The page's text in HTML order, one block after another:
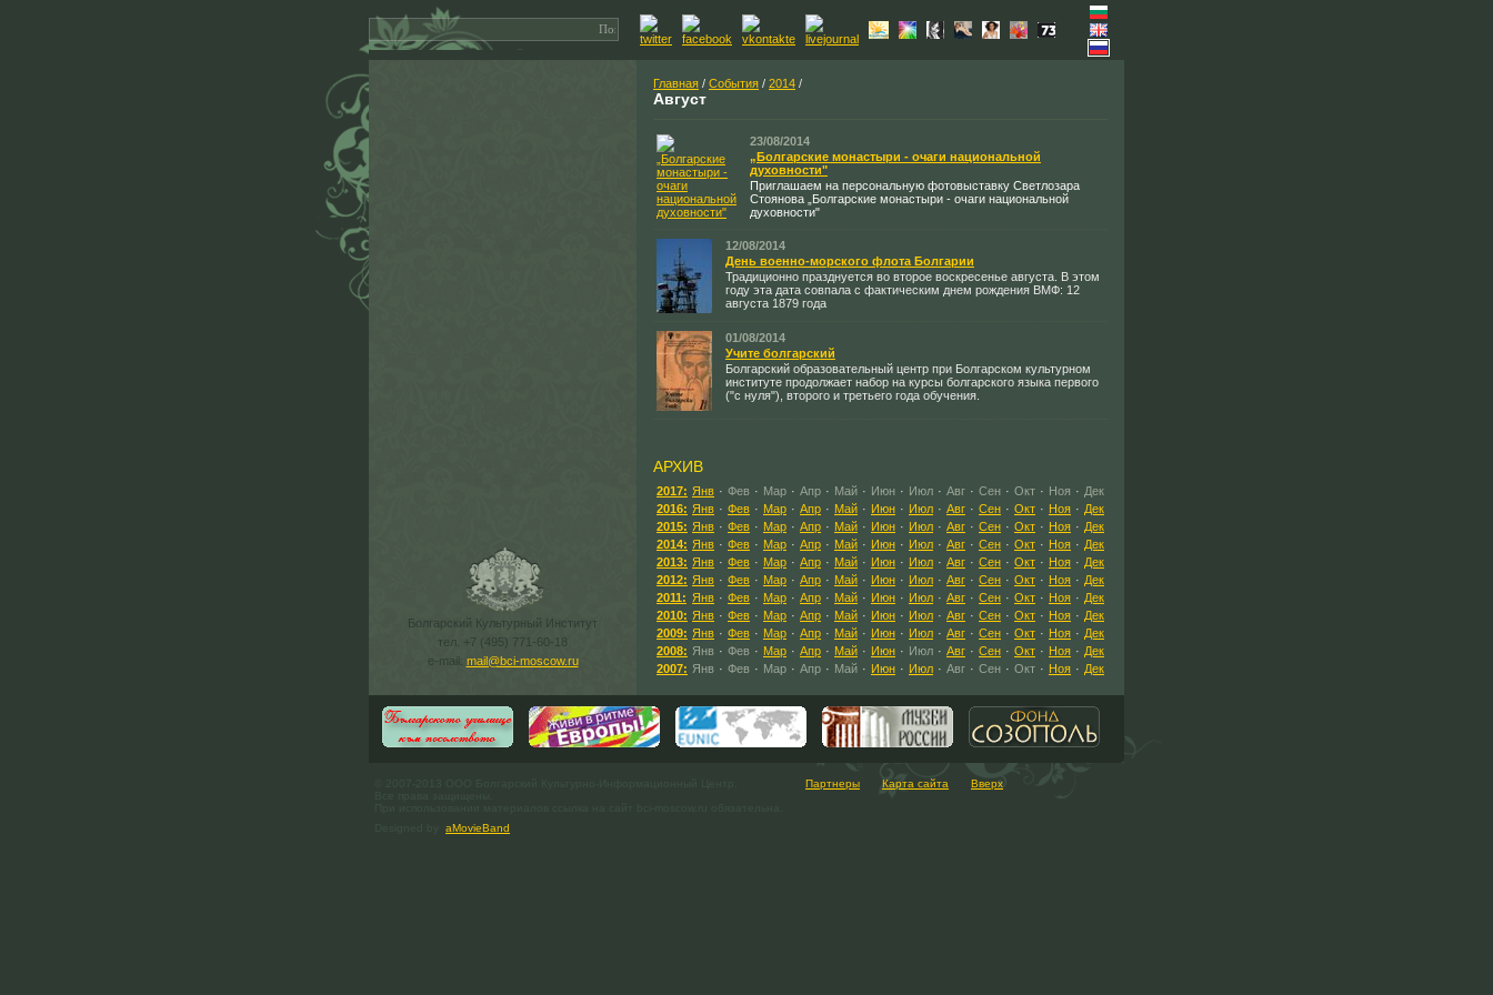
Болгарский Культурный Институт
тел. +7 (495) 771-60-18
e-mail: mail@bci-moscow.ru
Главная / События / 2014 /
Август
23/08/2014
„Болгарские монастыри - очаги национальной
духовности"
Приглашаем на персональную фотовыставку Светлозара
Стоянова „Болгарские монастыри - очаги национальной
духовности"
12/08/2014
День военно-морского флота Болгарии
Традиционно празднуется во второе воскресенье августа. В этом
году эта дата совпала с фактическим днем рождения ВМФ: 12
августа 1879 года
01/08/2014
Учите болгарский
Болгарский образовательный центр при Болгарском культурном
институте продолжает набор на курсы болгарского языка первого
("с нуля"), второго и третьего года обучения.
АРХИВ
2017: Янв · Фев · Мар · Апр · Май · Июн · Июл · Авг · Сен · Окт · Ноя · Дек
2016: Янв · Фев · Мар · Апр · Май · Июн · Июл · Авг · Сен · Окт · Ноя · Дек
2015: Янв · Фев · Мар · Апр · Май · Июн · Июл · Авг · Сен · Окт · Ноя · Дек
2014: Янв · Фев · Мар · Апр · Май · Июн · Июл · Авг · Сен · Окт · Ноя · Дек
2013: Янв · Фев · Мар · Апр · Май · Июн · Июл · Авг · Сен · Окт · Ноя · Дек
2012: Янв · Фев · Мар · Апр · Май · Июн · Июл · Авг · Сен · Окт · Ноя · Дек
2011: Янв · Фев · Мар · Апр · Май · Июн · Июл · Авг · Сен · Окт · Ноя · Дек
2010: Янв · Фев · Мар · Апр · Май · Июн · Июл · Авг · Сен · Окт · Ноя · Дек
2009: Янв · Фев · Мар · Апр · Май · Июн · Июл · Авг · Сен · Окт · Ноя · Дек
2008: Янв · Фев · Мар · Апр · Май · Июн · Июл · Авг · Сен · Окт · Ноя · Дек
2007: Янв · Фев · Мар · Апр · Май · Июн · Июл · Авг · Сен · Окт · Ноя · Дек
aMovieBand
Партнеры Карта сайта Вверх